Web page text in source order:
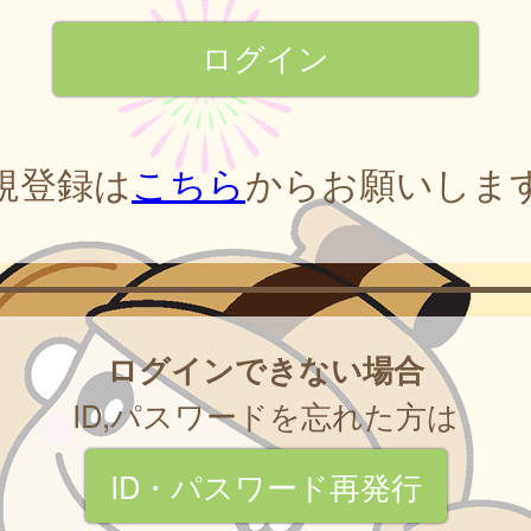
登録はこちらからお願いしま
ログインできない場合
ID,パスワードを忘れた方は
ID・パスワード再発行